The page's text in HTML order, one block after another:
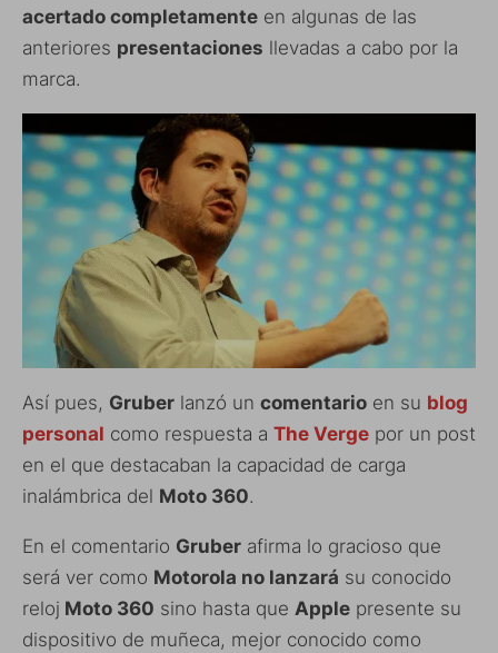
acertado completamente en algunas de las
anteriores presentaciones llevadas a cabo por la
marca.
Así pues, Gruber lanzó un comentario en su blog
personal como respuesta a The Verge por un post
en el que destacaban la capacidad de carga
inalámbrica del Moto 360.
En el comentario Gruber afirma lo gracioso que
será ver como Motorola no lanzará su conocido
reloj Moto 360 sino hasta que Apple presente su
dispositivo de muñeca, mejor conocido como